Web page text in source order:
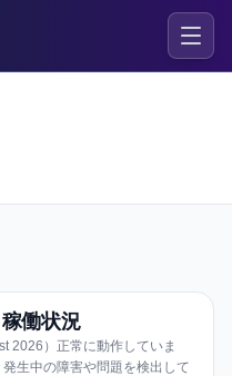
働状況
2026）正常に動作していま
生中の障害や問題を検出して